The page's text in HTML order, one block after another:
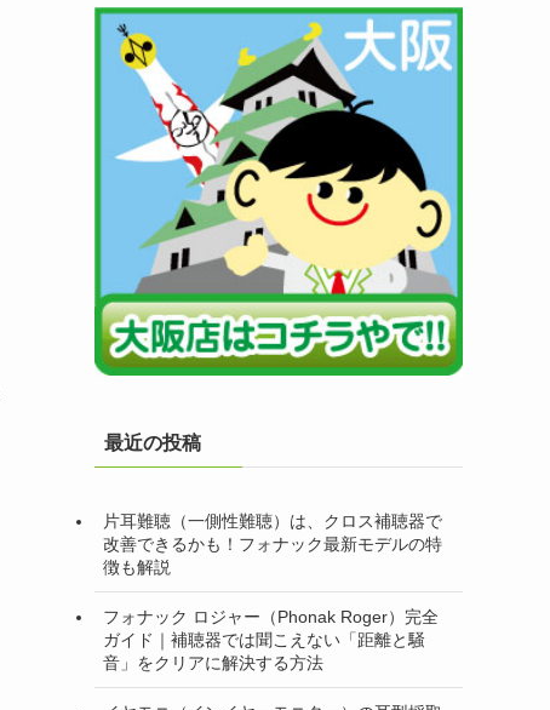
最近の投稿
片耳難聴（一側性難聴）は、クロス補聴器で
改善できるかも！フォナック最新モデルの特
徴も解説
フォナック ロジャー（Phonak Roger）完全
ガイド｜補聴器では聞こえない「距離と騒
音」をクリアに解決する方法